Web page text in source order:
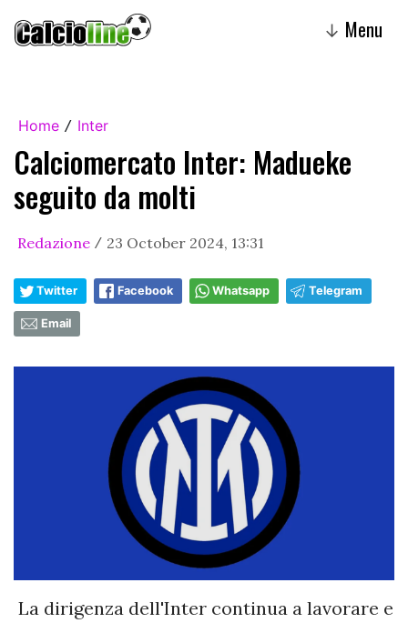
↓ Menu
Home / Inter
Calciomercato Inter: Madueke
seguito da molti
Redazione / 23 October 2024, 13:31
Twitter Facebook Whatsapp Telegram
Email
La dirigenza dell'Inter continua a lavorare e